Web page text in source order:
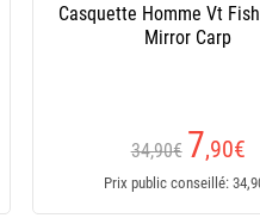
Casquette Homme Vt
Mirror Carp
34,90€ 7,90€
Prix public conseillé: